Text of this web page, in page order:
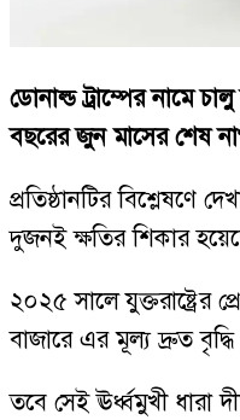
ডোনাল্ড ট্রাম্পের নামে
বছরের জুন মাসের শেষ
প্রতিষ্ঠানটির বিশ্লেষণে
দুজনই ক্ষতির শিকার
২০২৫ সালে
বাজারে এর মূল্য দ্রুত
তবে সেই ঊর্ধ্বমুখী ধারা